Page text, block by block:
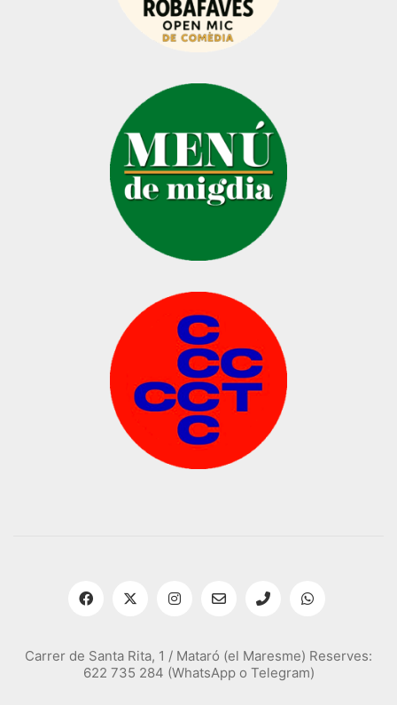
Carrer de Santa Rita, 1 / Mataró (el Maresme) Reserves:
622 735 284 (WhatsApp o Telegram)